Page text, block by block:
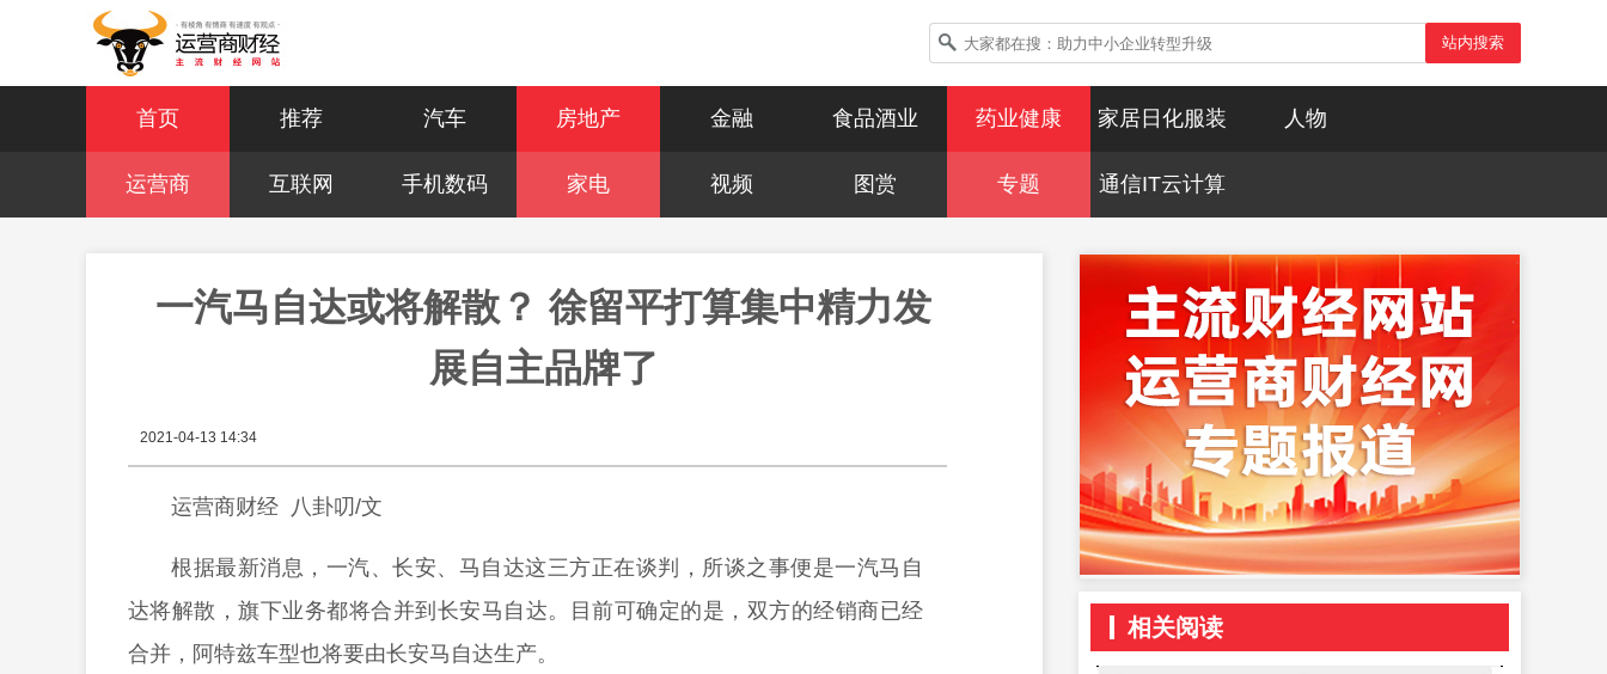
站内搜索
首页 推荐 汽车 房地产 金融 食品酒业 药业健康 家居日化服装 人物
运营商 互联网 手机数码 家电 视频 图赏 专题 通信IT云计算
一汽马自达或将解散？ 徐留平打算集中精力发
展自主品牌了
2021-04-13 14:34
运营商财经 八卦叨/文
根据最新消息，一汽、长安、马自达这三方正在谈判，所谈之事便是一汽马自
达将解散，旗下业务都将合并到长安马自达。目前可确定的是，双方的经销商已经
合并，阿特兹车型也将要由长安马自达生产。
相关阅读